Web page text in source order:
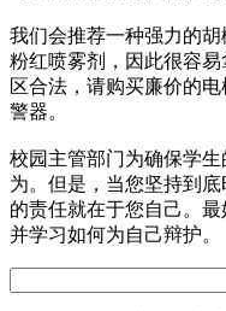
我们会推荐一种强力的
粉红喷雾剂，因此很容
区合法，请购买廉价的
警器。
校园主管部门为确保学
为。但是，当您坚持到
的责任就在于您自己。
并学习如何为自己辩护。